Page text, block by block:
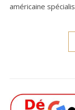
américaine